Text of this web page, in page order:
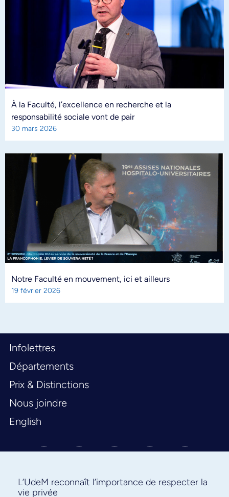
À la Faculté, l’excellence en recherche et la
responsabilité sociale vont de pair
30 mars 2026
Notre Faculté en mouvement, ici et ailleurs
19 février 2026
Infolettres
Départements
Prix & Distinctions
Nous joindre
English
L’UdeM reconnaît l’importance de respecter la
vie privée